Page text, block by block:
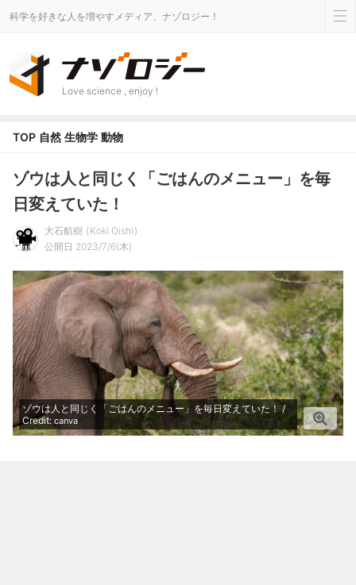
科学を好きな人を増やすメディア、ナゾロジー！
Love science , enjoy !
TOP 自然 生物学 動物
ゾウは人と同じく「ごはんのメニュー」を毎
日変えていた！
大石航樹
Koki Oishi
公開日 2023/7/6(木)
ゾウは人と同じく「ごはんのメニュー」を毎日変えていた！ /
Credit: canva